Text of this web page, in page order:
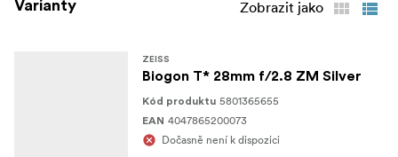
Varianty Zobrazit jako
ZEISS
Biogon T* 28mm f/2.8 ZM Silver
Kód produktu 5801365655
EAN 4047865200073
Dočasně není k dispozici